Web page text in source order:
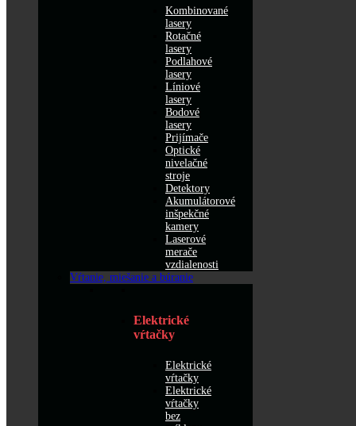
Kombinované
lasery
Rotačné
lasery
Podlahové
lasery
Líniové
lasery
Bodové
lasery
Prijímače
Optické
nivelačné
stroje
Detektory
Akumulátorové
inšpekčné
kamery
Laserové
merače
vzdialenosti
Vŕtanie, miešanie a búranie
Elektrické
vŕtačky
Elektrické
vŕtačky
Elektrické
vŕtačky
bez